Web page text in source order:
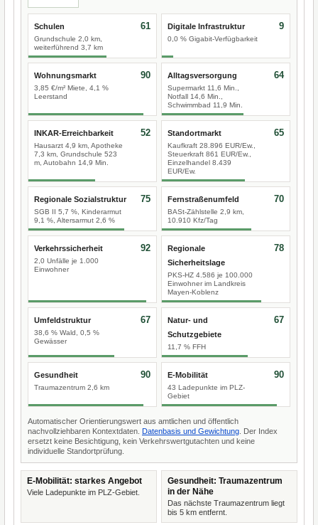
Schulen
Grundschule 2,0 km,
weiterführend 3,7 km
61 Digitale Infrastruktur
0,0 % Gigabit-Verfügbarkeit
9
Wohnungsmarkt
3,85 €/m² Miete, 4,1 %
Leerstand
90 Alltagsversorgung
Supermarkt 11,6 Min.,
Notfall 14,6 Min.,
Schwimmbad 11,9 Min.
64
INKAR-Erreichbarkeit
Hausarzt 4,9 km, Apotheke
7,3 km, Grundschule 523
m, Autobahn 14,9 Min.
52 Standortmarkt
Kaufkraft 28.896 EUR/Ew.,
Steuerkraft 861 EUR/Ew.,
Einzelhandel 8.439
EUR/Ew.
65
Regionale Sozialstruktur
SGB II 5,7 %, Kinderarmut
9,1 %, Altersarmut 2,6 %
75 Fernstraßenumfeld
BASt-Zählstelle 2,9 km,
10.910 Kfz/Tag
70
Verkehrssicherheit
2,0 Unfälle je 1.000
Einwohner
92
Regionale
Sicherheitslage
PKS-HZ 4.586 je 100.000
Einwohner im Landkreis
Mayen-Koblenz
78
Umfeldstruktur
38,6 % Wald, 0,5 %
Gewässer
67
Natur- und
Schutzgebiete
11,7 % FFH
67
Gesundheit
Traumazentrum 2,6 km
90 E-Mobilität
43 Ladepunkte im PLZ-
Gebiet
90
Automatischer Orientierungswert aus amtlichen und öffentlich
nachvollziehbaren Kontextdaten. Datenbasis und Gewichtung . Der Index
ersetzt keine Besichtigung, kein Verkehrswertgutachten und keine
individuelle Standortprüfung.
E-Mobilität: starkes Angebot
Viele Ladepunkte im PLZ-Gebiet.
Gesundheit: Traumazentrum
in der Nähe
Das nächste Traumazentrum liegt
bis 5 km entfernt.